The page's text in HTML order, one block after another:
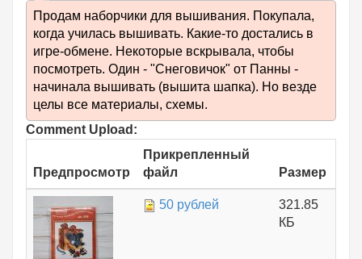
Продам наборчики для вышивания. Покупала,
когда училась вышивать. Какие-то достались в
игре-обмене. Некоторые вскрывала, чтобы
посмотреть. Один - "Снеговичок" от Панны -
начинала вышивать (вышита шапка). Но везде
целы все материалы, схемы.
Comment Upload:
Предпросмотр
Прикрепленный
файл
Размер
50 рублей
321.85
КБ